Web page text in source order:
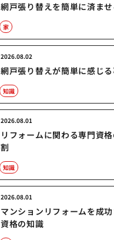
網戸張り替えを簡単に済ま
家
網戸張り替えが簡単に感じ
2026.08.02
知識
リフォームに関わる専門資
割
2026.08.01
知識
マンションリフォームを成
資格の知識
2026.08.01